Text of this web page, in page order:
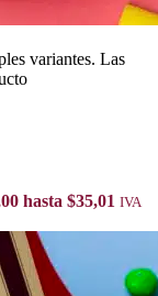
variantes. Las
hasta $35,01 IVA